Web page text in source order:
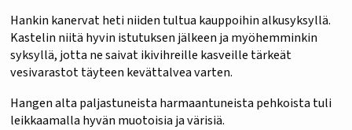
Hankin kanervat heti niiden tultua kauppoihin alkusyksyllä.
Kastelin niitä hyvin istutuksen jälkeen ja myöhemminkin
syksyllä, jotta ne saivat ikivihreille kasveille tärkeät
vesivarastot täyteen kevättalvea varten.
Hangen alta paljastuneista harmaantuneista pehkoista tuli
leikkaamalla hyvän muotoisia ja värisiä.